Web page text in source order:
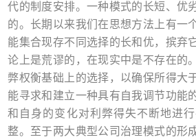
代的制度安排。一种模式的长短、优
的。长期以来我们在思想方法上有一
能集合现存不同选择的长和优，摈弃
论上是荒谬的，在现实中是不存在的
弊权衡基础上的选择，以确保所得大
能寻求和建立一种具有自我调节功能
和自身的变化对利弊得失不断地进
整。至于两大典型公司治理模式的形